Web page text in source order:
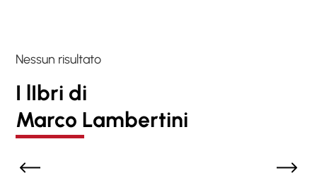
Nessun risultato
I lIbri di
Marco Lambertini